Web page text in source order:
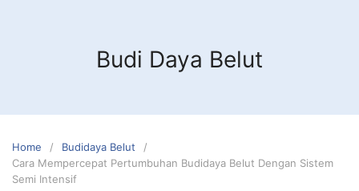
Budi Daya Belut
Home
Budidaya Belut
Cara Mempercepat Pertumbuhan Budidaya Belut Dengan Sistem
Semi Intensif